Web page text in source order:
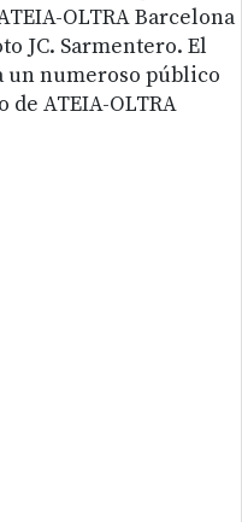
OLTRA Barcelona
JC. Sarmentero. El
un numeroso público
de ATEIA-OLTRA